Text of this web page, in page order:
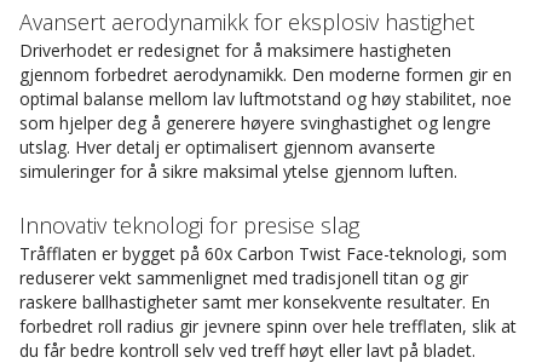
Avansert aerodynamikk for eksplosiv hastighet
Driverhodet er redesignet for å maksimere hastigheten
gjennom forbedret aerodynamikk. Den moderne formen gir en
optimal balanse mellom lav luftmotstand og høy stabilitet, noe
som hjelper deg å generere høyere svinghastighet og lengre
utslag. Hver detalj er optimalisert gjennom avanserte
simuleringer for å sikre maksimal ytelse gjennom luften.
Innovativ teknologi for presise slag
Tråfflaten er bygget på 60x Carbon Twist Face-teknologi, som
reduserer vekt sammenlignet med tradisjonell titan og gir
raskere ballhastigheter samt mer konsekvente resultater. En
forbedret roll radius gir jevnere spinn over hele trefflaten, slik at
du får bedre kontroll selv ved treff høyt eller lavt på bladet.